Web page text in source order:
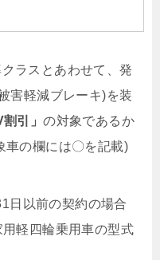
ラスとあわせて、発
害軽減ブレーキ)を装
割引」の対象であるか
車の欄には〇を記載)
日以前の契約の場合
軽四輪乗用車の型式